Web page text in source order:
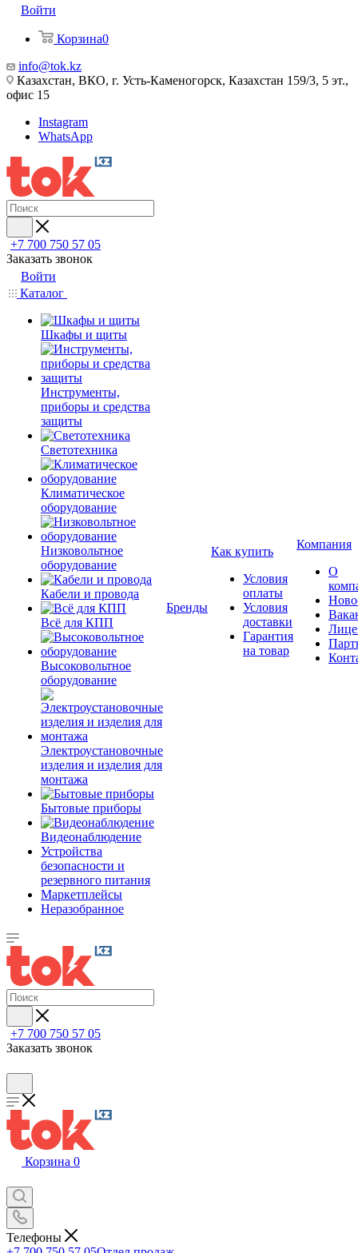
Войти
Корзина0
info@tok.kz
Казахстан, ВКО, г. Усть-Каменогорск, Казахстан 159/3, 5 эт.,
офис 15
Instagram
WhatsApp
+7 700 750 57 05
Заказать звонок
Войти
Каталог
Шкафы и щиты
Инструменты,
приборы и средства
защиты
Светотехника
Климатическое
оборудование
Низковольтное
оборудование
Кабели и провода
Всё для КПП
Высоковольтное
оборудование
Электроустановочные
изделия и изделия для
монтажа
Бытовые приборы
Видеонаблюдение
Устройства
безопасности и
резервного питания
Маркетплейсы
Неразобранное
Бренды
Как купить
Условия
оплаты
Условия
доставки
Гарантия
на товар
Компания
О
+7 700 750 57 05
Заказать звонок
Корзина 0
Телефоны